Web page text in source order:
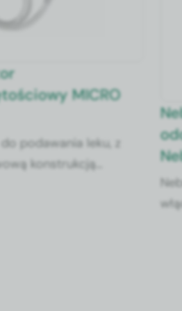
MICRO
leku, z
Neb-